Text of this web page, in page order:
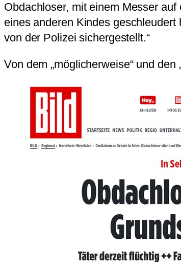
Obdachloser, mit einem Messer
eines anderen Kindes
von der Polizei sichergestellt.“
Von dem „möglicherweise“ und